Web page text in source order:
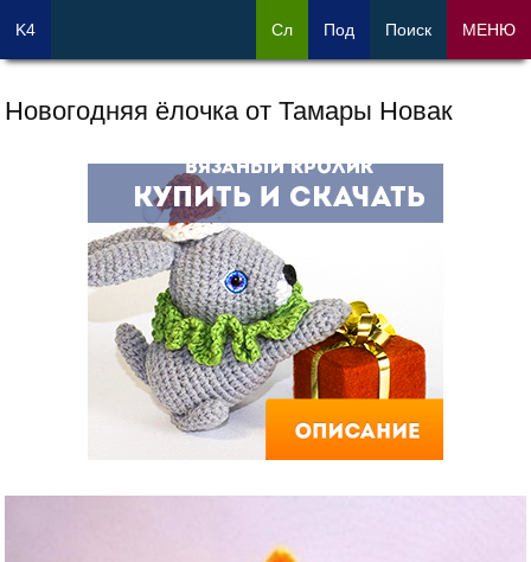
Новогодняя ёлочка oт Тамары Новак
K4 Сл Под Поиск МЕНЮ